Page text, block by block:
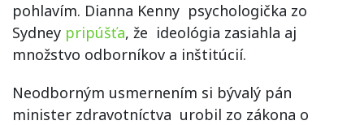
pohlavím. Dianna Kenny psychologička zo
Sydney pripúšťa, že ideológia zasiahla aj
množstvo odborníkov a inštitúcií.
Neodborným usmernením si bývalý pán
minister zdravotníctva urobil zo zákona o